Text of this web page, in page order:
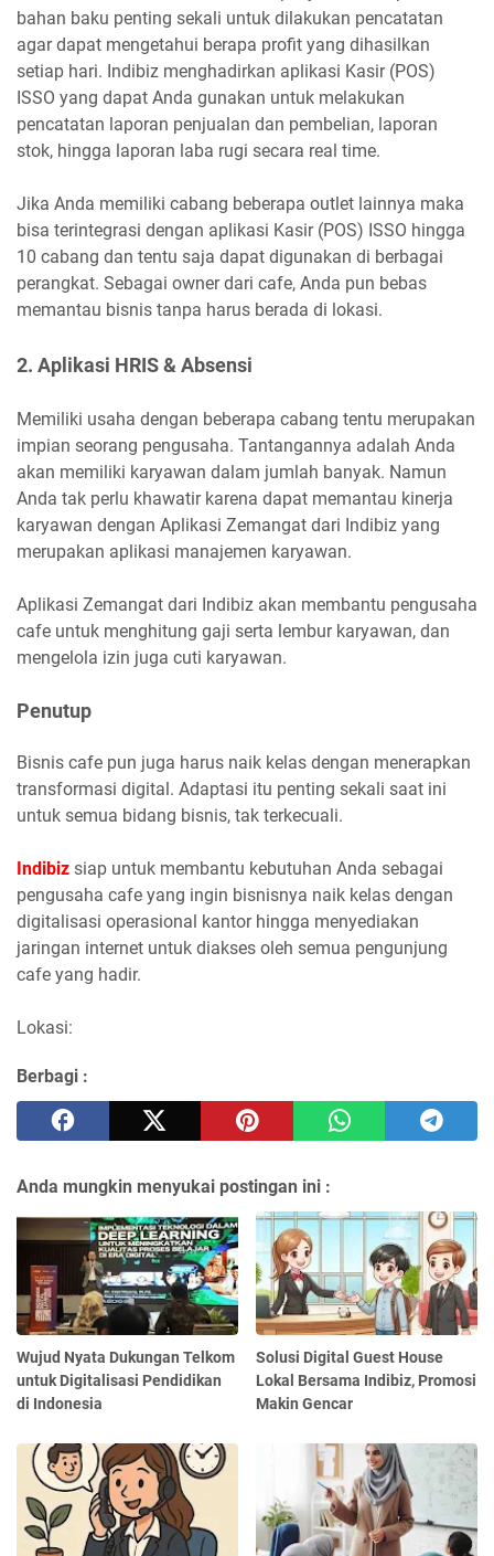
bahan baku penting sekali untuk dilakukan pencatatan
agar dapat mengetahui berapa profit yang dihasilkan
setiap hari. Indibiz menghadirkan aplikasi Kasir (POS)
ISSO yang dapat Anda gunakan untuk melakukan
pencatatan laporan penjualan dan pembelian, laporan
stok, hingga laporan laba rugi secara real time.
Jika Anda memiliki cabang beberapa outlet lainnya maka
bisa terintegrasi dengan aplikasi Kasir (POS) ISSO hingga
10 cabang dan tentu saja dapat digunakan di berbagai
perangkat. Sebagai owner dari cafe, Anda pun bebas
memantau bisnis tanpa harus berada di lokasi.
2. Aplikasi HRIS & Absensi
Memiliki usaha dengan beberapa cabang tentu merupakan
impian seorang pengusaha. Tantangannya adalah Anda
akan memiliki karyawan dalam jumlah banyak. Namun
Anda tak perlu khawatir karena dapat memantau kinerja
karyawan dengan Aplikasi Zemangat dari Indibiz yang
merupakan aplikasi manajemen karyawan.
Aplikasi Zemangat dari Indibiz akan membantu pengusaha
cafe untuk menghitung gaji serta lembur karyawan, dan
mengelola izin juga cuti karyawan.
Penutup
Bisnis cafe pun juga harus naik kelas dengan menerapkan
transformasi digital. Adaptasi itu penting sekali saat ini
untuk semua bidang bisnis, tak terkecuali.
Indibiz siap untuk membantu kebutuhan Anda sebagai
pengusaha cafe yang ingin bisnisnya naik kelas dengan
digitalisasi operasional kantor hingga menyediakan
jaringan internet untuk diakses oleh semua pengunjung
cafe yang hadir.
Lokasi:
Berbagi :
Anda mungkin menyukai postingan ini :
Wujud Nyata Dukungan Telkom
untuk Digitalisasi Pendidikan
di Indonesia
Solusi Digital Guest House
Lokal Bersama Indibiz, Promosi
Makin Gencar